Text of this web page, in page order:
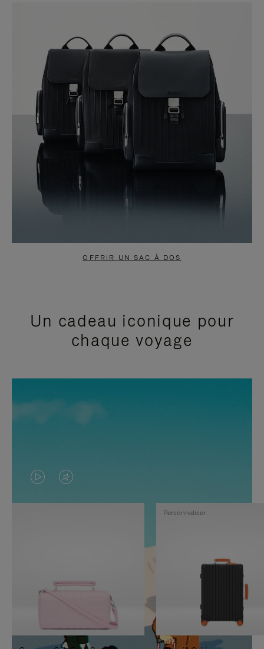
OFFRIR UN SAC À DOS
Un cadeau iconique pour
chaque voyage
LA
VIDÉO
PAUSE,
APPUYEZ
SUR
LE
SON
DÉSACTIVÉ.
VEUILLEZ
Personnaliser